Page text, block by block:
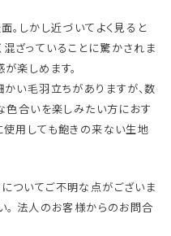
。しかし近づいてよく見ると
ざっていることに驚かされま
楽しめます。
い毛羽立ちがありますが、数
色合いを楽しみたい方におす
使用しても飽きの来ない生地
ついてご不明な点がございま
。 法人のお客様からのお問合